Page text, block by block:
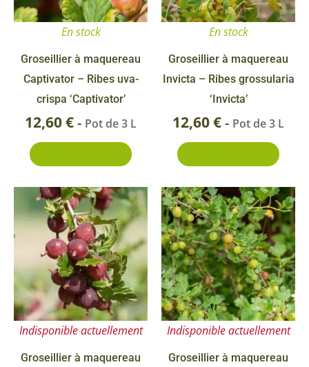
En stock
Groseillier à maquereau
Captivator – Ribes uva-
crispa ‘Captivator’
12,60€- Pot de 3 L
En stock
Groseillier à maquereau
Invicta – Ribes grossularia
‘Invicta’
12,60€- Pot de 3 L
Indisponible actuellement
Groseillier à maquereau
Plage
de
prix :
6,90 €
à
12,60 €
produit
plusieurs
variations.
Les
options
peuvent
Indisponible actuellement
Groseillier à maquereau